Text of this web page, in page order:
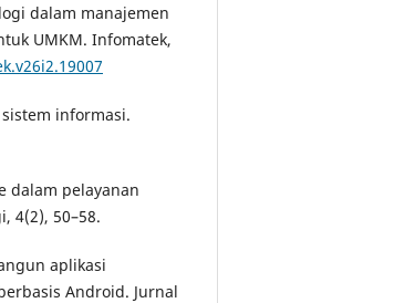
dalam manajemen
UMKM. Infomatek,
informasi.
dalam pelayanan
4(2), 50–58.
aplikasi
Android. Jurnal